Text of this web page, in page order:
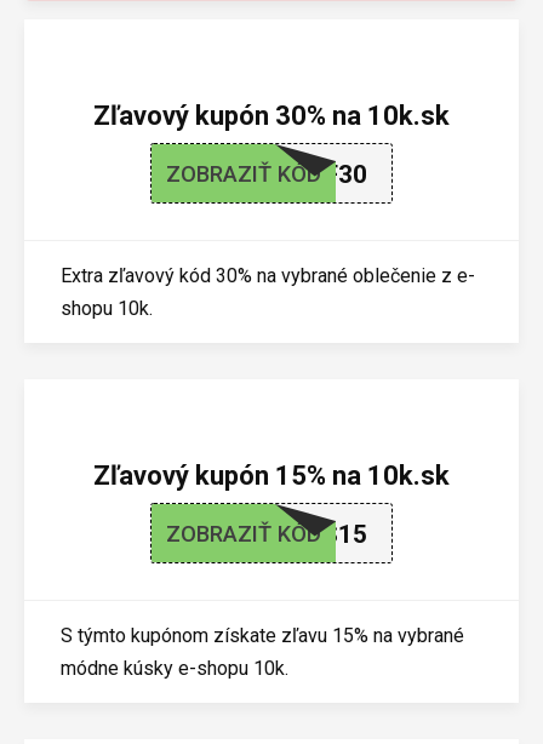
Zľavový kupón 30% na 10k.sk
ZOBRAZIŤ KÓDBLF30
Extra zľavový kód 30% na vybrané oblečenie z e-
shopu 10k.
Zľavový kupón 15% na 10k.sk
ZOBRAZIŤ KÓDXMS15
S týmto kupónom získate zľavu 15% na vybrané
módne kúsky e-shopu 10k.